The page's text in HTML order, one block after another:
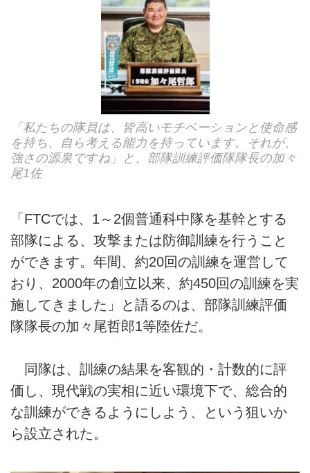
「私たちの隊員は、皆高いモチベーションと使命感
を持ち、自ら考える能力を持っています。それが、
強さの源泉ですね」と、部隊訓練評価隊隊長の加々
尾1佐
「FTCでは、1～2個普通科中隊を基幹とする
部隊による、攻撃または防御訓練を行うこと
ができます。年間、約20回の訓練を運営して
おり、2000年の創立以来、約450回の訓練を実
施してきました」と語るのは、部隊訓練評価
隊隊長の加々尾哲郎1等陸佐だ。
同隊は、訓練の結果を客観的・計数的に評
価し、現代戦の実相に近い環境下で、総合的
な訓練ができるようにしよう、という狙いか
ら設立された。